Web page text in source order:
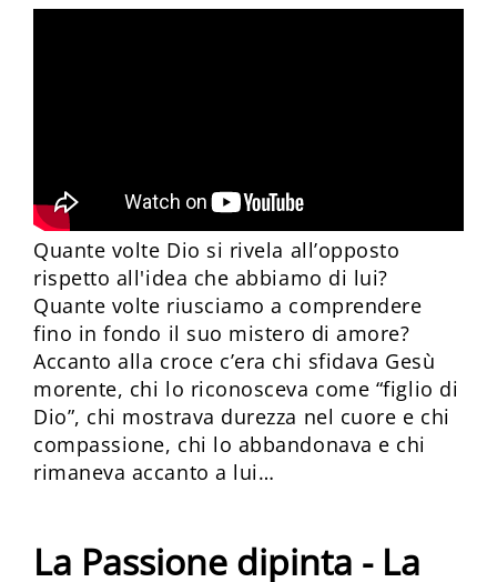
Quante volte Dio si rivela all’opposto
rispetto all'idea che abbiamo di lui?
Quante volte riusciamo a comprendere
fino in fondo il suo mistero di amore?
Accanto alla croce c’era chi sfidava Gesù
morente, chi lo riconosceva come “figlio di
Dio”, chi mostrava durezza nel cuore e chi
compassione, chi lo abbandonava e chi
rimaneva accanto a lui…
La Passione dipinta - La